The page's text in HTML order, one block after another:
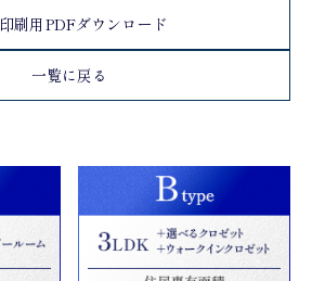
印刷用PDFダウンロード
一覧に戻る